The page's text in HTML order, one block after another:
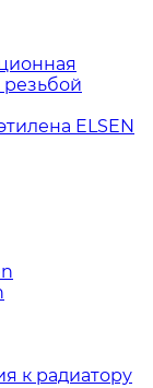
резьбой
ELSEN
к радиатору